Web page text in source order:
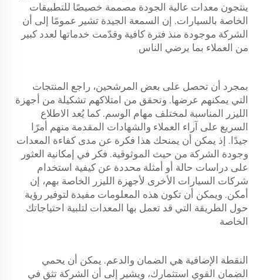
ينتجون معدات عالية الجودة مصممة خصيصًا للتطبيقات
الخاصة بالسيارات. إن السمعة الجيدة تشير عمومًا إلى أن
الشركة موجودة منذ فترة كافية وقدّمت خدماتها لعدد كبير
من العملاء بما يرضي الناس
بمجرد أن تحصل على بعض المرشحين، راجع المنتجات
التي يمكنهم عرضها. وتحقق من امتلاكهم تشكيلة من أجهزة
الليزر المناسبة لمختلف مهام الوسم. كما يُعد الاطلاع
السريع على آراء العملاء والشهادات المقدمة منهم أمرًا
جيدًا. إذ يمكن أن يمنحك هذا فكرة عن مدى كفاءة المعدات
وجودة الشركة من حيث الموثوقية. فكر في إمكانية العثور
على دراسات حالة أو أمثلة محددة عن كيفية استخدام
شركات السيارات الأخرى لأجهزة الليزر الخاصة بهم، إن
أمكن. ويمكن أن تكون هذه المعلومات مفيدة لتوفير رؤية
حول الطريقة التي قد تعمل بها المعدات لتلبية احتياجاتك
الخاصة
النقطة الإضافية هي الضمان والدعم. يمكن أن يحمي
الضمان القوي استثمارك، ويشير إلى أن الشركة تثق في